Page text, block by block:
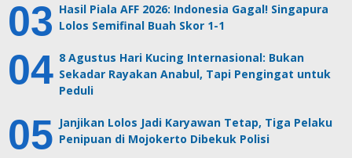
Hasil Piala AFF 2026: Indonesia Gagal! Singapura
Lolos Semifinal Buah Skor 1-1
8 Agustus Hari Kucing Internasional: Bukan
Sekadar Rayakan Anabul, Tapi Pengingat untuk
Peduli
Janjikan Lolos Jadi Karyawan Tetap, Tiga Pelaku
Penipuan di Mojokerto Dibekuk Polisi